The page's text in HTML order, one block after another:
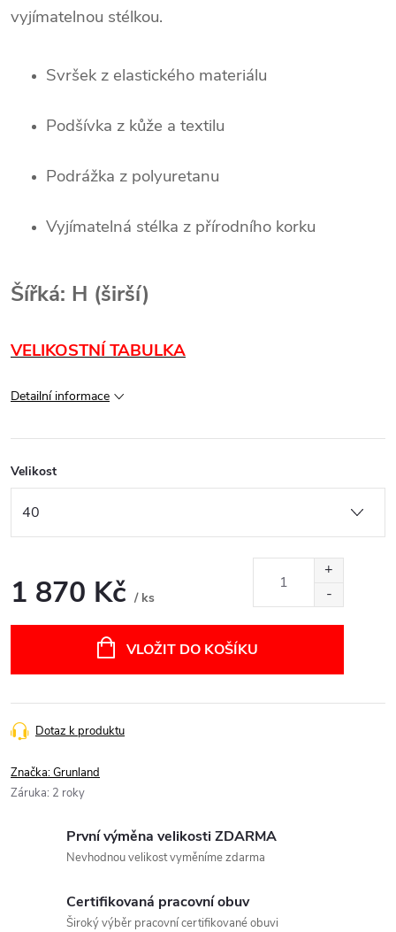
vyjímatelnou stélkou.
Svršek z elastického materiálu
Podšívka z kůže a textilu
Podrážka z polyuretanu
Vyjímatelná stélka z přírodního korku
Šířká: H (širší)
VELIKOSTNÍ TABULKA
Detailní informace
Velikost
1 870 Kč / ks
VLOŽIT DO KOŠÍKU
Dotaz k produktu
Značka:Grunland
Záruka: 2 roky
První výměna velikosti ZDARMA
Nevhodnou velikost vyměníme zdarma
Certifikovaná pracovní obuv
Široký výběr pracovní certifikované obuvi